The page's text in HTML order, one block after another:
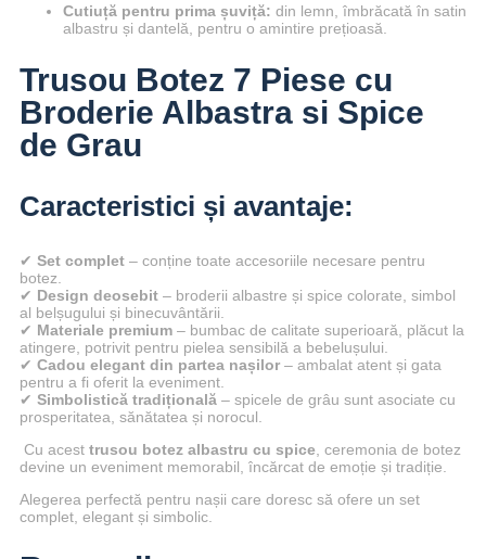
Cutiuță pentru prima șuviță: din lemn, îmbrăcată în satin
albastru și dantelă, pentru o amintire prețioasă.
Trusou Botez 7 Piese cu
Broderie Albastra si Spice
de Grau
Caracteristici și avantaje:
✔ Set complet – conține toate accesoriile necesare pentru
botez.
✔ Design deosebit – broderii albastre și spice colorate, simbol
al belșugului și binecuvântării.
✔ Materiale premium – bumbac de calitate superioară, plăcut la
atingere, potrivit pentru pielea sensibilă a bebelușului.
✔ Cadou elegant din partea nașilor – ambalat atent și gata
pentru a fi oferit la eveniment.
✔ Simbolistică tradițională – spicele de grâu sunt asociate cu
prosperitatea, sănătatea și norocul.
Cu acest trusou botez albastru cu spice , ceremonia de botez
devine un eveniment memorabil, încărcat de emoție și tradiție.
Alegerea perfectă pentru nașii care doresc să ofere un set
complet, elegant și simbolic.